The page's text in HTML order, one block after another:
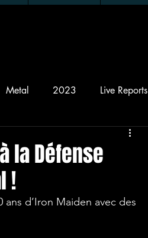
Metal 2023 Live Reports
la Défense
!
d’Iron Maiden avec des